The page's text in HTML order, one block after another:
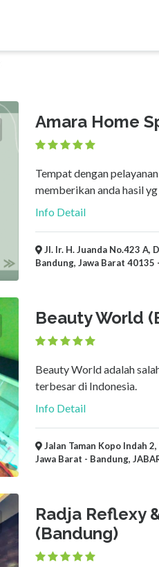
Amara Home
Tempat dengan
memberikan anda hasil
Info Detail
Jl. Ir. H. Juanda No.423 A,
Bandung, Jawa Barat 40135
Beauty World
Beauty World adalah
terbesar di Indonesia.
Info Detail
Jalan Taman Kopo Indah
Jawa Barat - Bandung,
Radja Reflexy
(Bandung)